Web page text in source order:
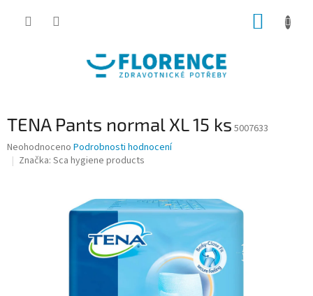
TENA Pants normal XL 15 ks 5007633
Průměrné
hodnocení
Neohodnoceno Podrobnosti hodnocení
Značka: Sca hygiene products